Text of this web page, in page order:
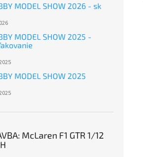
MODEL SHOW 2026 - sk
MODEL SHOW 2025 -
MODEL SHOW 2025
McLaren F1 GTR 1/12